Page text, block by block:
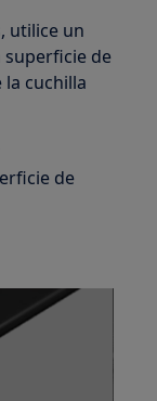
utilice un
superficie de
cuchilla
de